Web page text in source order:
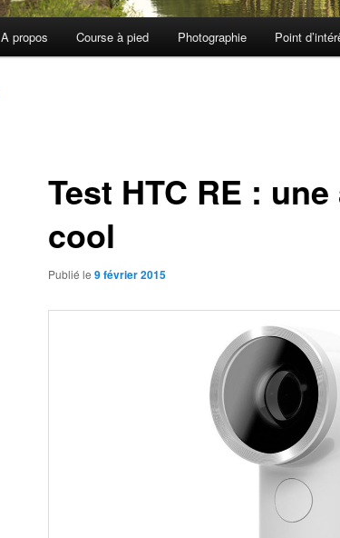
A propos Course à pied Photographie Point
Test HTC RE :
cool
Publié le 9 février 2015